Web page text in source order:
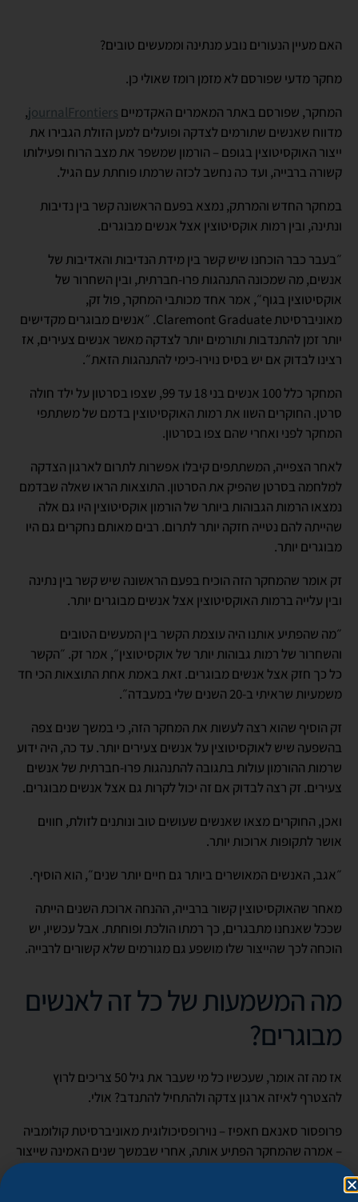
האם מעיין הנעורים נובע מנתינה וממעשים טובים?
מחקר מדעי שפורסם לא מזמן רומז שאולי כן.
המחקר, שפורסם באתר המאמרים האקדמיים journalFrontiers
,
מדווח שאנשים שתורמים לצדקה ופועלים למען הזולת הגבירו את
ייצור האוקסיטוצין בגופם – הורמון שמשפר את מצב הרוח ופעילותו
קשורה ברבייה, ועד כה נחשב לכזה שרמתו פוחתת עם הגיל.
במחקר החדש והמרתק, נמצא בפעם הראשונה קשר בין נדיבות
ונתינה, ובין רמות אוקסיטוצין אצל אנשים מבוגרים.
״בעבר כבר הוכחנו שיש קשר בין מידת הנדיבות והאדיבות של
אנשים, מה שמכונה התנהגות פרו-חברתית, ובין השחרור של
אוקסיטוצין בגוף״, אמר אחד מכותבי המחקר, פול זק,
מאוניברסיטת Claremont Graduate. ״אנשים מבוגרים מקדישים
יותר זמן להתנדבות ותורמים יותר לצדקה מאשר אנשים צעירים, אז
רצינו לבדוק אם יש בסיס נוירו-כימי להתנהגות הזאת״.
המחקר כלל 100 אנשים בני 18 עד 99, שצפו בסרטון על ילד חולה
סרטן. החוקרים השוו את רמות האוקסיטוצין בדמם של משתתפי
המחקר לפני ואחרי שהם צפו בסרטון.
לאחר הצפייה, המשתתפים קיבלו אפשרות לתרום לארגון הצדקה
למלחמה בסרטן שהפיק את הסרטון. התוצאות הראו שאלה שבדמם
נמצאו הרמות הגבוהות ביותר של הורמון אוקסיטוצין היו גם אלה
שהייתה להם נטייה חזקה יותר לתרום. רבים מאותם נחקרים גם היו
מבוגרים יותר.
זק אומר שהמחקר הזה הוכיח בפעם הראשונה שיש קשר בין נתינה
ובין עלייה ברמות האוקסיטוצין אצל אנשים מבוגרים יותר.
״מה שהפתיע אותנו היה עוצמת הקשר בין המעשים הטובים
והשחרור של רמות גבוהות יותר של אוקסיטוצין״, אמר זק. ״הקשר
כל כך חזק אצל אנשים מבוגרים. זאת באמת אחת התוצאות הכי חד
משמעיות שראיתי ב-20 השנים שלי במעבדה״.
זק הוסיף שהוא רצה לעשות את המחקר הזה, כי במשך שנים צפה
בהשפעה שיש לאוקסיטוצין על אנשים צעירים יותר. עד כה, היה ידוע
שרמות ההורמון עולות בתגובה להתנהגות פרו-חברתית של אנשים
צעירים. זק רצה לבדוק אם זה יכול לקרות גם אצל אנשים מבוגרים.
ואכן, החוקרים מצאו שאנשים שעושים טוב ונותנים לזולת, חווים
אושר לתקופות ארוכות יותר.
״אגב, האנשים המאושרים ביותר גם חיים יותר שנים״, הוא הוסיף.
מאחר שהאוקסיטוצין קשור ברבייה, ההנחה ארוכת השנים הייתה
שככל שאנחנו מתבגרים, כך רמתו הולכת ופוחתת. אבל עכשיו, יש
הוכחה לכך שהייצור שלו מושפע גם מגורמים שלא קשורים לרבייה.
מה המשמעות של כל זה לאנשים
מבוגרים?
אז מה זה אומר, שעכשיו כל מי שעבר את גיל 50 צריכים לרוץ
להצטרף לאיזה ארגון צדקה ולהתחיל להתנדב? אולי.
פרופסור סאנאם חאפיז – נוירופסיכולוגית מאוניברסיטת קולומביה
– אמרה שהמחקר הפתיע אותה, אחרי שבמשך שנים האמינה שייצור